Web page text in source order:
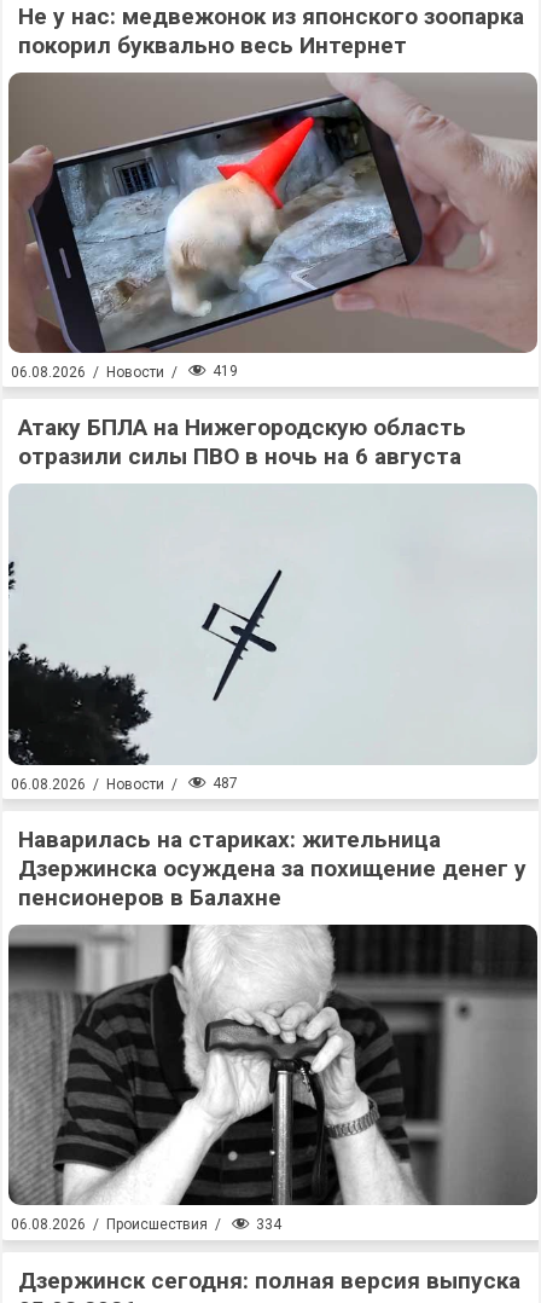
Не у нас: медвежонок из японского зоопарка
покорил буквально весь Интернет
06.08.2026 / Новости / 419
Атаку БПЛА на Нижегородскую область
отразили силы ПВО в ночь на 6 августа
06.08.2026 / Новости / 487
Наварилась на стариках: жительница
Дзержинска осуждена за похищение денег у
пенсионеров в Балахне
06.08.2026 / Происшествия / 334
Дзержинск сегодня: полная версия выпуска